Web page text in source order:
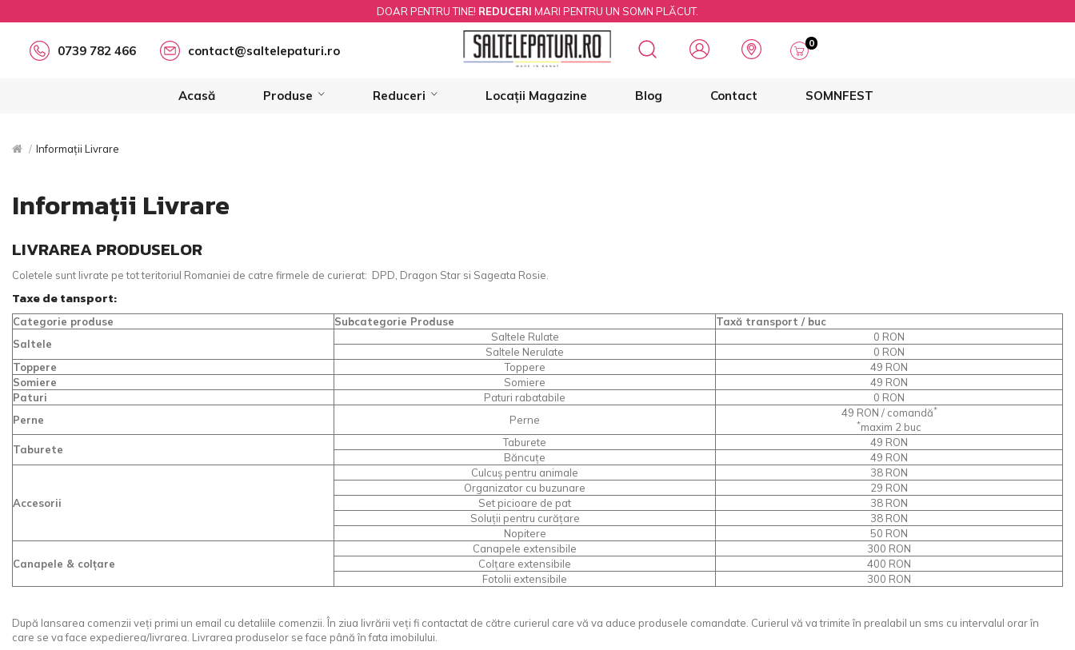
DOAR PENTRU TINE! REDUCERI MARI PENTRU UN SOMN PLĂCUT.
0739 782 466 contact@saltelepaturi.ro
0
Acasă Produse Reduceri Locații Magazine Blog Contact SOMNFEST
Informații Livrare
Informații Livrare
LIVRAREA PRODUSELOR
Coletele sunt livrate pe tot teritoriul Romaniei de catre firmele de curierat: DPD, Dragon Star si Sageata Rosie.
Taxe de tansport:
Categorie produse Subcategorie Produse
Taxă transport / buc
Saltele
Saltele Rulate
0 RON
Saltele Nerulate
0 RON
Toppere
Toppere
49 RON
Somiere
Somiere
49 RON
Paturi
Paturi rabatabile
0 RON
Perne
Perne
49 RON / comandă*
*maxim 2 buc
Taburete
Taburete
49 RON
Băncuțe
49 RON
Accesorii
Culcuș pentru animale
38 RON
Organizator cu buzunare
29 RON
Set picioare de pat
38 RON
Soluții pentru curățare
38 RON
Nopitere
50 RON
Canapele & colțare
Canapele extensibile
300 RON
Colțare extensibile
400 RON
Fotolii extensibile
300 RON
După lansarea comenzii veți primi un email cu detaliile comenzii. În ziua livrării veți fi contactat de către curierul care vă va aduce produsele comandate. Curierul vă va trimite în prealabil un sms cu intervalul orar în
care se va face expedierea/livrarea. Livrarea produselor se face până în fata imobilului.